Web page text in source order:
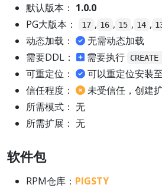
默认版本： 1.0.0
PG大版本：
17 , 16 , 15 , 14 ,
动态加载：
无需动态加载
需要DDL：
需要执行
可重定位：
可以重定位安装
信任程度：
未受信任，创建
所需模式： 无
所需扩展： 无
软件包
RPM仓库： PIGSTY